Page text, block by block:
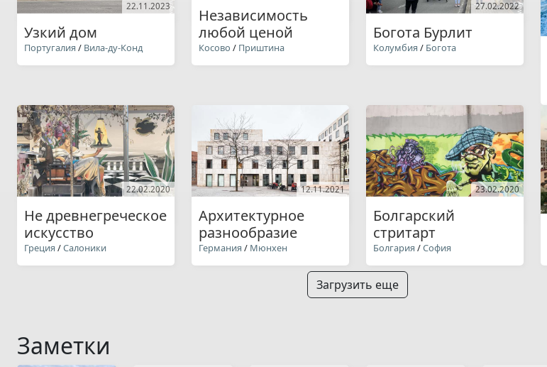
22.11.2023
Узкий дом
Португалия / Вила-ду-Конд
Независимость
любой ценой
Косово / Приштина
27.02.2022
Богота Бурлит
Колумбия / Богота
22.02.2020
Не древнегреческое
искусство
Греция /Салоники
12.11.2021
Архитектурное
разнообразие
Германия / Мюнхен
23.02.2020
Болгарский
стритарт
Болгария /София
Загрузить еще
Заметки